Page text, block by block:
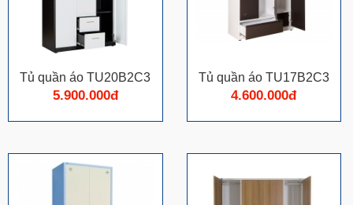
Tủ quần áo TU20B2C3
5.900.000đ
Tủ quần áo TU17B2C3
4.600.000đ